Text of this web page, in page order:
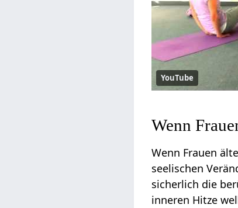
YouTube
Wenn
Wenn Frauen
seelischen
sicherlich die
inneren Hitze